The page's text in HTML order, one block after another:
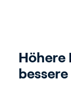
Höhere